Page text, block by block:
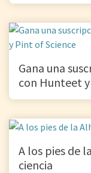
Gana una
con Hunteet
A los pies de
ciencia